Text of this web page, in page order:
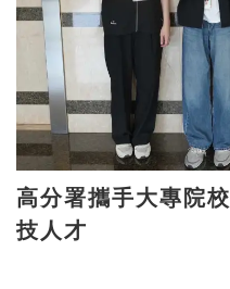
高分署攜手大專院校 縮短學用落差培育科
技人才